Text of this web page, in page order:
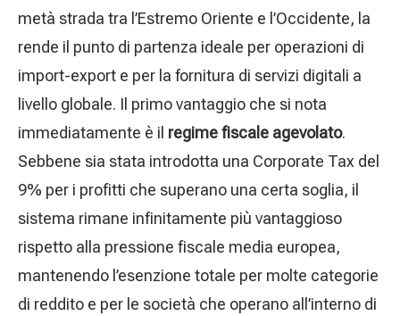
metà strada tra l’Estremo Oriente e l’Occidente, la
rende il punto di partenza ideale per operazioni di
import-export e per la fornitura di servizi digitali a
livello globale. Il primo vantaggio che si nota
immediatamente è il regime fiscale agevolato.
Sebbene sia stata introdotta una Corporate Tax del
9% per i profitti che superano una certa soglia, il
sistema rimane infinitamente più vantaggioso
rispetto alla pressione fiscale media europea,
mantenendo l’esenzione totale per molte categorie
di reddito e per le società che operano all’interno di